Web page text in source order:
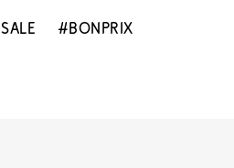
SALE #BONPRIX